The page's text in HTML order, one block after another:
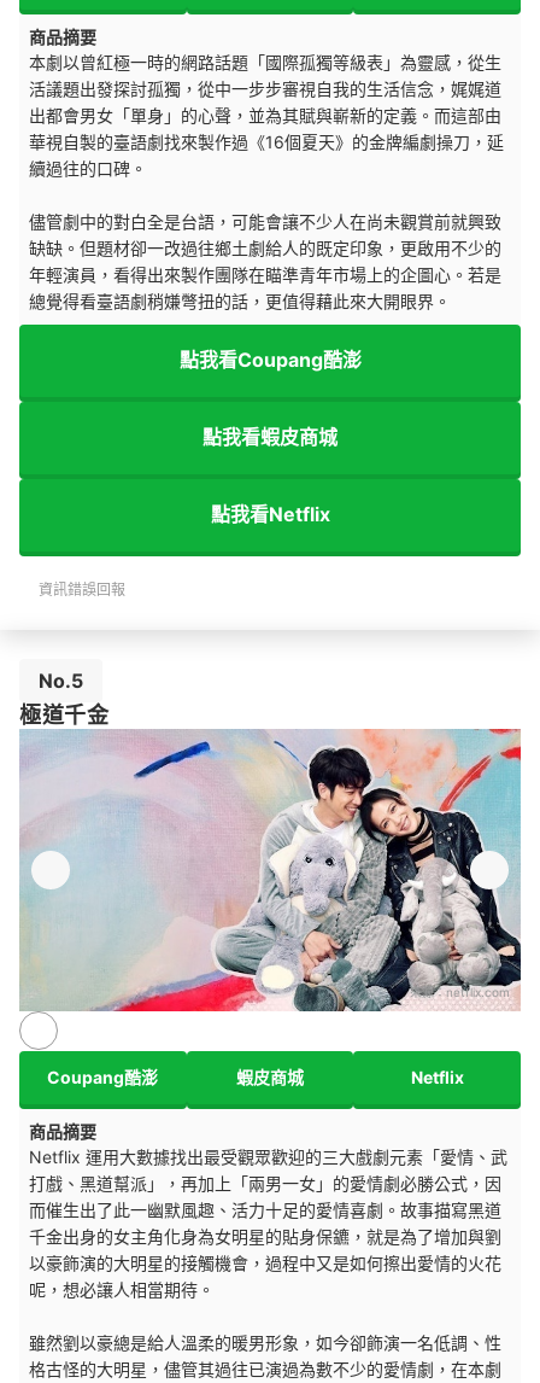
商品摘要
本劇以曾紅極一時的網路話題「國際孤獨等級表」為靈感，從生
活議題出發探討孤獨，從中一步步審視自我的生活信念，娓娓道
出都會男女「單身」的心聲，並為其賦與嶄新的定義。而這部由
華視自製的臺語劇找來製作過《16個夏天》的金牌編劇操刀，延
續過往的口碑。
儘管劇中的對白全是台語，可能會讓不少人在尚未觀賞前就興致
缺缺。但題材卻一改過往鄉土劇給人的既定印象，更啟用不少的
年輕演員，看得出來製作團隊在瞄準青年市場上的企圖心。若是
總覺得看臺語劇稍嫌彆扭的話，更值得藉此來大開眼界。
點我看Coupang酷澎
點我看蝦皮商城
點我看Netflix
資訊錯誤回報
No.5
極道千金
來源：netflix.com
Coupang酷澎 蝦皮商城 Netflix
商品摘要
Netflix 運用大數據找出最受觀眾歡迎的三大戲劇元素「愛情、武
打戲、黑道幫派」，再加上「兩男一女」的愛情劇必勝公式，因
而催生出了此一幽默風趣、活力十足的愛情喜劇。故事描寫黑道
千金出身的女主角化身為女明星的貼身保鑣，就是為了增加與劉
以豪飾演的大明星的接觸機會，過程中又是如何擦出愛情的火花
呢，想必讓人相當期待。
雖然劉以豪總是給人溫柔的暖男形象，如今卻飾演一名低調、性
格古怪的大明星，儘管其過往已演過為數不少的愛情劇，在本劇